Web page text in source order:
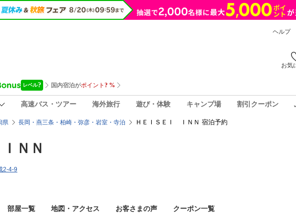
ヘルプ
お気
高速バス・ツアー 海外旅行 遊び・体験 キャンプ場 割引クーポン
県 長岡・燕三条・柏崎・弥彦・岩室・寺泊 ＨＥＩＳＥＩ ＩＮＮ 宿泊予約
ＮＮ
2-4-9
部屋一覧 地図・アクセス お客さまの声 クーポン一覧